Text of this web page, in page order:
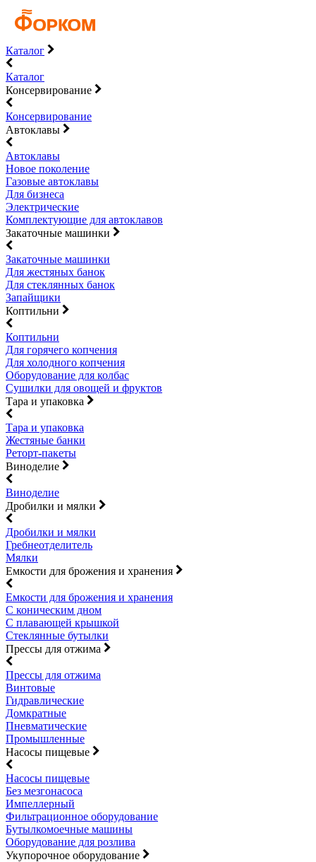
Каталог
Каталог
Консервирование
Консервирование
Автоклавы
Автоклавы
Новое поколение
Газовые автоклавы
Для бизнеса
Электрические
Комплектующие для автоклавов
Закаточные машинки
Закаточные машинки
Для жестяных банок
Для стеклянных банок
Запайщики
Коптильни
Коптильни
Для горячего копчения
Для холодного копчения
Оборудование для колбас
Сушилки для овощей и фруктов
Тара и упаковка
Тара и упаковка
Жестяные банки
Реторт-пакеты
Виноделие
Виноделие
Дробилки и мялки
Дробилки и мялки
Гребнеотделитель
Мялки
Емкости для брожения и хранения
Емкости для брожения и хранения
С коническим дном
С плавающей крышкой
Стеклянные бутылки
Прессы для отжима
Прессы для отжима
Винтовые
Гидравлические
Домкратные
Пневматические
Промышленные
Насосы пищевые
Насосы пищевые
Без мезгонасоса
Импеллерный
Фильтрационное оборудование
Бутылкомоечные машины
Оборудование для розлива
Укупорочное оборудование